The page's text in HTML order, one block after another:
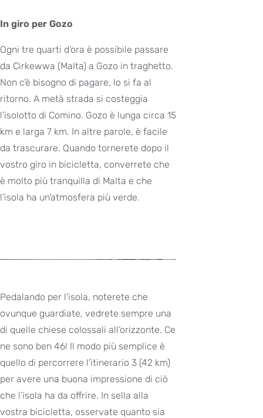
In giro per Gozo
Ogni tre quarti d’ora è possibile passare
da Cirkewwa (Malta) a Gozo in traghetto.
Non c’è bisogno di pagare, lo si fa al
ritorno. A metà strada si costeggia
l’isolotto di Comino. Gozo è lunga circa 15
km e larga 7 km. In altre parole, è facile
da trascurare. Quando tornerete dopo il
vostro giro in bicicletta, converrete che
è molto più tranquilla di Malta e che
l’isola ha un’atmosfera più verde.
Pedalando per l’isola, noterete che
ovunque guardiate, vedrete sempre una
di quelle chiese colossali all’orizzonte. Ce
ne sono ben 46! Il modo più semplice è
quello di percorrere l’itinerario 3 (42 km)
per avere una buona impressione di ciò
che l’isola ha da offrire. In sella alla
vostra bicicletta, osservate quanto sia